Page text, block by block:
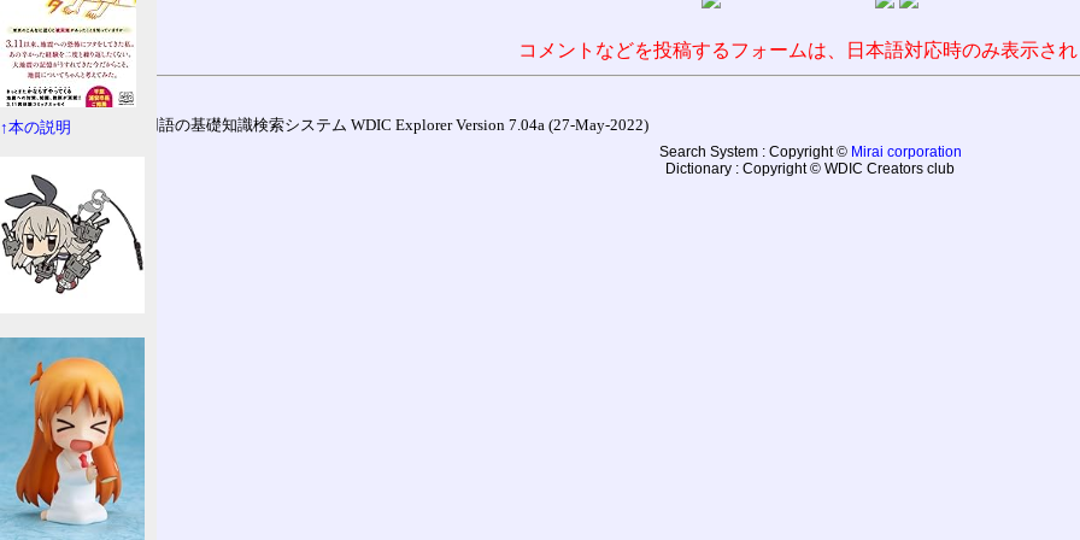
コメントなどを投稿するフォームは、日本語対応時のみ表示さ
通信用語の基礎知識検索システム WDIC Explorer Version 7.04a (27-May-2022)
Search System : Copyright © Mirai corporation
Dictionary : Copyright © WDIC Creators club
↑本の説明